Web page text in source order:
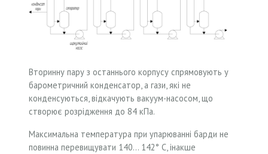
Вторинну пару з останнього корпусу спрямовують у
барометричний конденсатор, а гази, які не
конденсуються, відкачують вакуум-насосом, що
створює розрідження до 84 кПа.
Максимальна температура при упарюванні барди не
повинна перевищувати 140… 142° С, інакше